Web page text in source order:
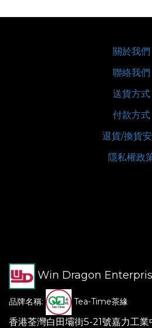
關於我們
聯絡我們
送貨方式
付款方式
退貨/換貨
隱私權政
Win Dragon
品牌名稱: Tea-Time茶緣
香港荃灣白田壩街5-21號嘉力工業